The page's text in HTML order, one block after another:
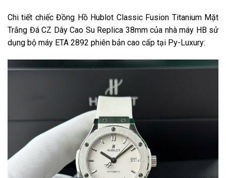
Chi tiết chiếc Đồng Hồ Hublot Classic Fusion Titanium Mặt
Trắng Đá CZ Dây Cao Su Replica 38mm của nhà máy HB sử
dụng bộ máy ETA 2892 phiên bản cao cấp tại Py-Luxury: